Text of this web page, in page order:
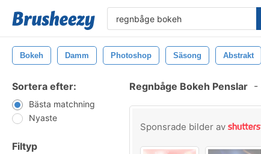
Bokeh Damm Photoshop Säsong Abstrakt
Sortera efter:
Bästa matchning
Nyaste
Filtyp
Regnbåge Bokeh Penslar -
Sponsrade bilder av